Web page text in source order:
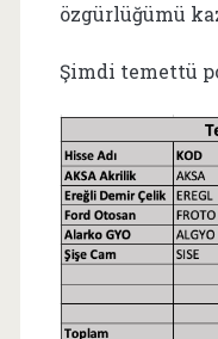
özgürlüğümü
Şimdi temettü